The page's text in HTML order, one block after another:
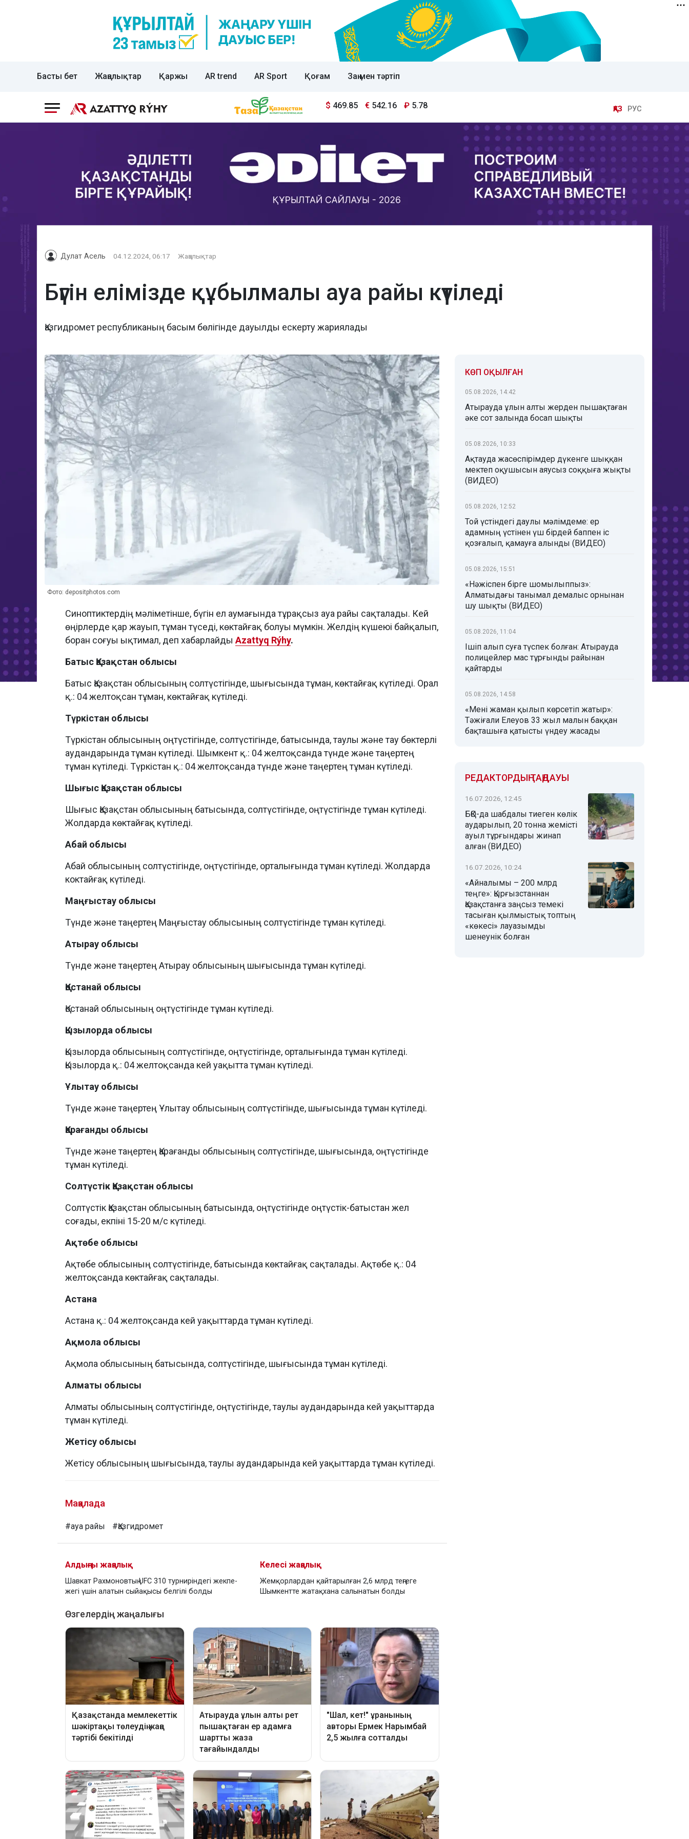
Басты бет Жаңалықтар Қаржы AR trend AR Sport Қоғам Заң мен тәртіп
$ 469.85 € 542.16 ₽ 5.78 ҚАЗ РУС
Дулат Асель 04.12.2024, 06:17 Жаңалықтар
Бүгін елімізде құбылмалы ауа райы күтіледі
Қазгидромет республиканың басым бөлігінде дауылды ескерту жариялады
Фото: depositphotos.com
Синоптиктердің мәліметінше, бүгін ел аумағында тұрақсыз ауа райы сақталады. Кей
өңірлерде қар жауып, тұман түседі, көктайғақ болуы мүмкін. Желдің күшеюі байқалып,
боран соғуы ықтимал, деп хабарлайды Azattyq Rýhy.
Батыс Қазақстан облысы
Батыс Қазақстан облысының солтүстігінде, шығысында тұман, көктайғақ күтіледі. Орал
қ.: 04 желтоқсан тұман, көктайғақ күтіледі.
Түркістан облысы
Түркістан облысының оңтүстігінде, солтүстігінде, батысында, таулы және тау бөктерлі
аудандарында тұман күтіледі. Шымкент қ.: 04 желтоқсанда түнде және таңертең
тұман күтіледі. Түркістан қ.: 04 желтоқсанда түнде және таңертең тұман күтіледі.
Шығыс Қазақстан облысы
Шығыс Қазақстан облысының батысында, солтүстігінде, оңтүстігінде тұман күтіледі.
Жолдарда көктайғақ күтіледі.
Абай облысы
Абай облысының солтүстігінде, оңтүстігінде, орталығында тұман күтіледі. Жолдарда
коктайғақ күтіледі.
Маңғыстау облысы
Түнде және таңертең Маңғыстау облысының солтүстігінде тұман күтіледі.
Атырау облысы
Түнде және таңертең Атырау облысының шығысында тұман күтіледі.
Қостанай облысы
Қостанай облысының оңтүстігінде тұман күтіледі.
Қызылорда облысы
Қызылорда облысының солтүстігінде, оңтүстігінде, орталығында тұман күтіледі.
Қызылорда қ.: 04 желтоқсанда кей уақытта тұман күтіледі.
Ұлытау облысы
Түнде және таңертең Ұлытау облысының солтүстігінде, шығысында тұман күтіледі.
Қарағанды облысы
Түнде және таңертең Қарағанды облысының солтүстігінде, шығысында, оңтүстігінде
тұман күтіледі.
Солтүстік Қазақстан облысы
Солтүстік Қазақстан облысының батысында, оңтүстігінде оңтүстік-батыстан жел
соғады, екпіні 15-20 м/с күтіледі.
Ақтөбе облысы
Ақтөбе облысының солтүстігінде, батысында көктайғақ сақталады. Ақтөбе қ.: 04
желтоқсанда көктайғақ сақталады.
Астана
Астана қ.: 04 желтоқсанда кей уақыттарда тұман күтіледі.
Ақмола облысы
Ақмола облысының батысында, солтүстігінде, шығысында тұман күтіледі.
Алматы облысы
Алматы облысының солтүстігінде, оңтүстігінде, таулы аудандарында кей уақыттарда
тұман күтіледі.
Жетісу облысы
Жетісу облысының шығысында, таулы аудандарында кей уақыттарда тұман күтіледі.
Мақалада
#ауа райы #Қазгидромет
Алдыңғы жаңалық
Шавкат Рахмоновтың UFC 310 турниріндегі жекпе-
жегі үшін алатын сыйақысы белгілі болды
Келесі жаңалық
Жемқорлардан қайтарылған 2,6 млрд теңгеге
Шымкентте жатақхана салынатын болды
КӨП ОҚЫЛҒАН
05.08.2026, 14:42
Атырауда ұлын алты жерден пышақтаған
әке сот залында босап шықты
05.08.2026, 10:33
Ақтауда жасөспірімдер дүкенге шыққан
мектеп оқушысын аяусыз соққыға жықты
(ВИДЕО)
05.08.2026, 12:52
Той үстіндегі даулы мәлімдеме: ер
адамның үстінен үш бірдей баппен іс
қозғалып, қамауға алынды (ВИДЕО)
05.08.2026, 15:51
«Нәжіспен бірге шомылыппыз»:
Алматыдағы танымал демалыс орнынан
шу шықты (ВИДЕО)
05.08.2026, 11:04
Ішіп алып суға түспек болған: Атырауда
полицейлер мас тұрғынды райынан
қайтарды
05.08.2026, 14:58
«Мені жаман қылып көрсетіп жатыр»:
Тәжіғали Елеуов 33 жыл малын баққан
бақташыға қатысты үндеу жасады
РЕДАКТОРДЫҢ ТАҢДАУЫ
16.07.2026, 12:45
БҚО-да шабдалы тиеген көлік
аударылып, 20 тонна жемісті
ауыл тұрғындары жинап
алған (ВИДЕО)
16.07.2026, 10:24
«Айналымы – 200 млрд
теңге»: Қырғызстаннан
Қазақстанға заңсыз темекі
тасыған қылмыстық топтың
«көкесі» лауазымды
шенеунік болған